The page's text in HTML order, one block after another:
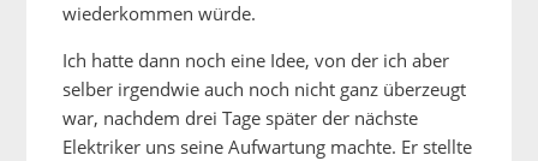
wiederkommen würde.
Ich hatte dann noch eine Idee, von der ich aber
selber irgendwie auch noch nicht ganz überzeugt
war, nachdem drei Tage später der nächste
Elektriker uns seine Aufwartung machte. Er stellte